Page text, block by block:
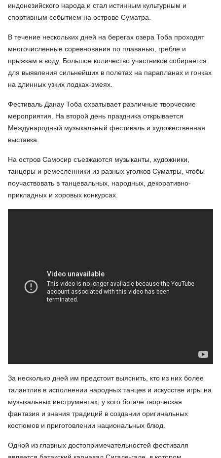
индонезийского народа и стал истинным культурным и
спортивным событием на острове Суматра.
В течение нескольких дней на берегах озера Тоба проходят
многочисленные соревнования по плаванью, гребле и
прыжкам в воду. Большое количество участников собирается
для выявления сильнейших в полетах на парапланах и гонках
на длинных узких лодках-змеях.
Фестиваль Данау Тоба охватывает различные творческие
мероприятия. На второй день праздника открывается
Международный музыкальный фестиваль и художественная
выставка.
На остров Самосир съезжаются музыканты, художники,
танцоры и ремесленники из разных уголков Суматры, чтобы
поучаствовать в танцевальных, народных, декоративно-
прикладных и хоровых конкурсах.
За несколько дней им предстоит выяснить, кто из них более
талантлив в исполнении народных танцев и искусстве игры на
музыкальных инструментах, у кого богаче творческая
фантазия и знания традиций в создании оригинальных
костюмов и приготовлении национальных блюд.
Одной из главных достопримечательностей фестиваля